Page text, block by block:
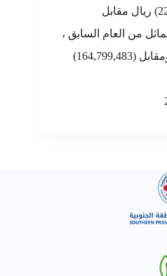
خلال الربع الأول (225,875,497) ريال مقابل
المماثل من العام السابق ،
وذلك بارتفاع قدره 19,11 ٪ ومقابل (164,799,483)